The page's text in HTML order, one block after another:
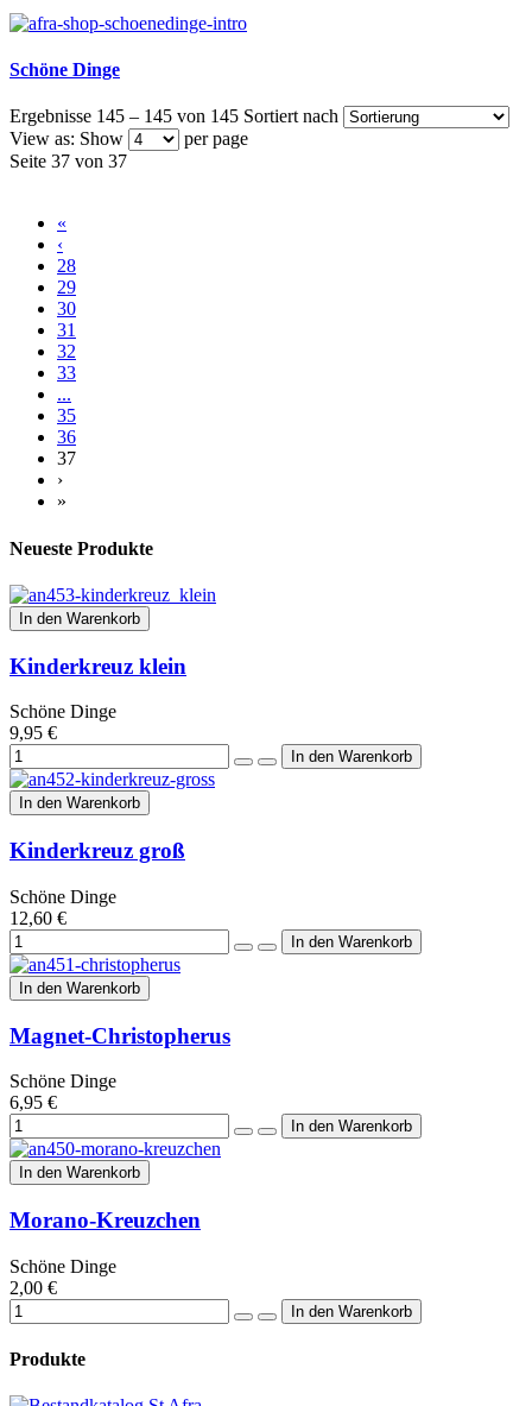
Schöne Dinge
Ergebnisse 145 – 145 von 145 Sortiert nach
View as: Show
per page
Seite 37 von 37
«
‹
28
29
30
31
32
33
...
35
36
37
›
»
Neueste Produkte
In den Warenkorb
Kinderkreuz klein
Schöne Dinge
9,95 €
In den Warenkorb
Kinderkreuz groß
Schöne Dinge
12,60 €
In den Warenkorb
Magnet-Christopherus
Schöne Dinge
6,95 €
In den Warenkorb
Morano-Kreuzchen
Schöne Dinge
2,00 €
Produkte